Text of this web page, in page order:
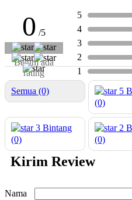
0 /5
Belum ada
rating
5
4
3
2
1
Semua (0)
5
(0)
3 Bintang
(0)
2
(0)
Kirim Review
Nama